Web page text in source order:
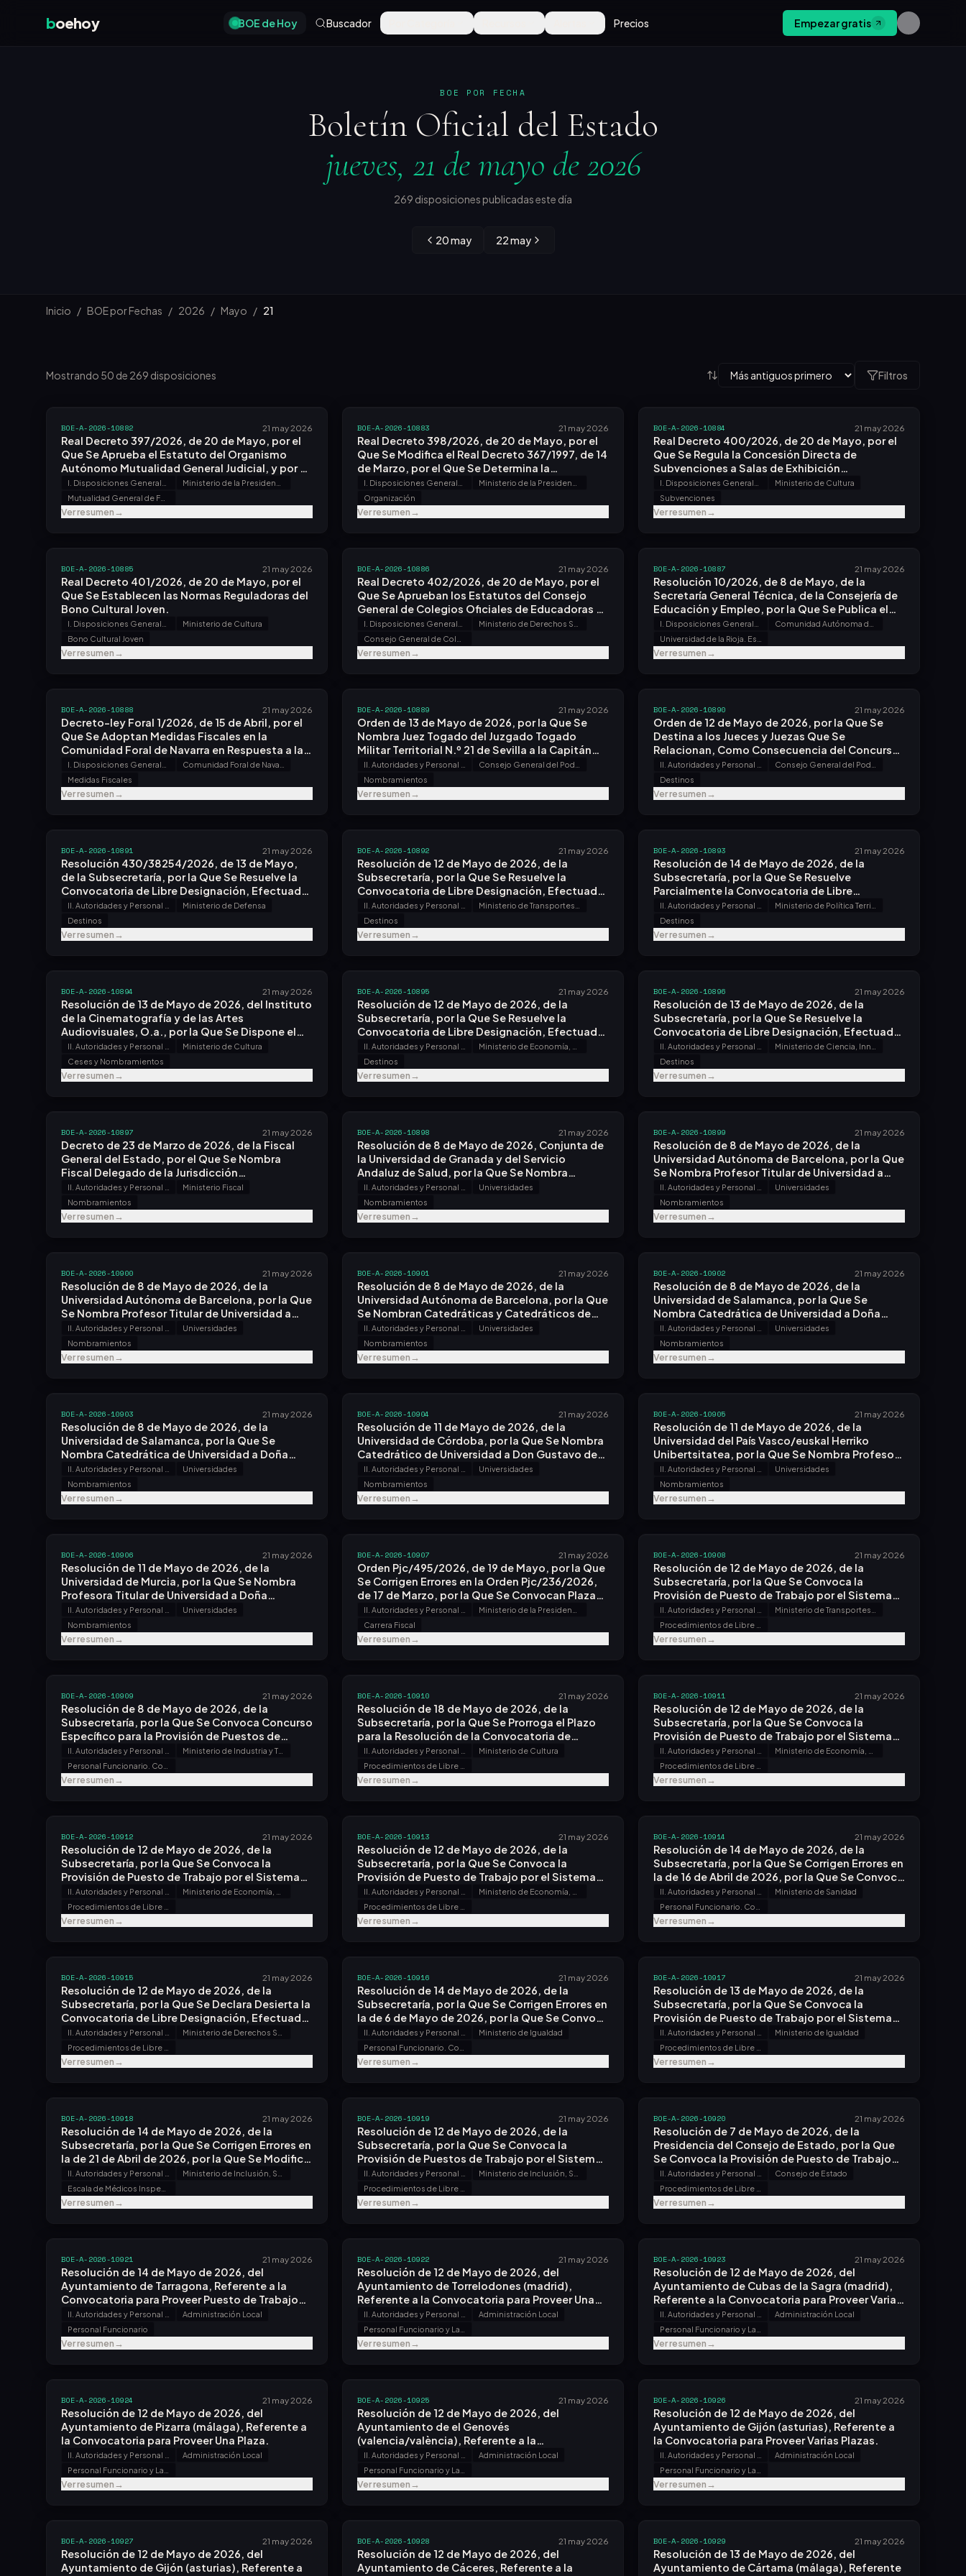
boehoy BOE de Hoy Buscador Precios Empezar gratis
BOE POR FECHA
Boletín Oficial del Estado
jueves, 21 de mayo de 2026
269 disposiciones publicadas este día
20 may 22 may
Inicio / BOE por Fechas / 2026 / Mayo / 21
Mostrando 50 de 269 disposiciones Filtros
BOE-A-2026-10882 21 may 2026
Real Decreto 397/2026, de 20 de Mayo, por el
Que Se Aprueba el Estatuto del Organismo
Autónomo Mutualidad General Judicial, y por el
Que Se Modifica el Reglamento del Mutualismo
Judicial, Aprobado por el Real Decreto
1026/2011, de 15 de Julio.
Ver resumen→
BOE-A-2026-10883 21 may 2026
Real Decreto 398/2026, de 20 de Mayo, por el
Que Se Modifica el Real Decreto 367/1997, de 14
de Marzo, por el Que Se Determina la
Organización Periférica de la Dirección General
de la Guardia Civil.
Organización
Ver resumen→
BOE-A-2026-10884 21 may 2026
Real Decreto 400/2026, de 20 de Mayo, por el
Que Se Regula la Concesión Directa de
Subvenciones a Salas de Exhibición
Cinematográfica para Fomentar el Acceso Al
Cine de las Personas de 65 o Más Años durante
el Periodo 2026-2027.
Ministerio de Cultura
Subvenciones
Ver resumen→
BOE-A-2026-10885 21 may 2026
Real Decreto 401/2026, de 20 de Mayo, por el
Que Se Establecen las Normas Reguladoras del
Bono Cultural Joven.
Ministerio de Cultura
Bono Cultural Joven
Ver resumen→
BOE-A-2026-10886 21 may 2026
Real Decreto 402/2026, de 20 de Mayo, por el
Que Se Aprueban los Estatutos del Consejo
General de Colegios Oficiales de Educadoras y
Educadores Sociales.
Ver resumen→
BOE-A-2026-10887 21 may 2026
Resolución 10/2026, de 8 de Mayo, de la
Secretaría General Técnica, de la Consejería de
Educación y Empleo, por la Que Se Publica el
Acuerdo del Consejo de Gobierno de 5 de Mayo
de 2026, por el Que Se Aprueban los Estatutos
de la Universidad de la Rioja.
Ver resumen→
BOE-A-2026-10888 21 may 2026
Decreto-ley Foral 1/2026, de 15 de Abril, por el
Que Se Adoptan Medidas Fiscales en la
Comunidad Foral de Navarra en Respuesta a las
Consecuencias Económicas de la Crisis en
Oriente Medio.
Medidas Fiscales
Ver resumen→
BOE-A-2026-10889 21 may 2026
Orden de 13 de Mayo de 2026, por la Que Se
Nombra Juez Togado del Juzgado Togado
Militar Territorial N.º 21 de Sevilla a la Capitán
Auditor Doña Cecilia Sánchez-trincado Mejías.
Nombramientos
Ver resumen→
BOE-A-2026-10890 21 may 2026
Orden de 12 de Mayo de 2026, por la Que Se
Destina a los Jueces y Juezas Que Se
Relacionan, Como Consecuencia del Concurso
Resuelto por Acuerdo de la Comisión
Permanente del Consejo General del Poder
Judicial.
Destinos
Ver resumen→
BOE-A-2026-10891 21 may 2026
Resolución 430/38254/2026, de 13 de Mayo,
de la Subsecretaría, por la Que Se Resuelve la
Convocatoria de Libre Designación, Efectuada
por Resolución 430/38151/2026, de 12 de
Marzo.
Ministerio de Defensa
Destinos
Ver resumen→
BOE-A-2026-10892 21 may 2026
Resolución de 12 de Mayo de 2026, de la
Subsecretaría, por la Que Se Resuelve la
Convocatoria de Libre Designación, Efectuada
por Resolución de 7 de Abril de 2026.
Destinos
Ver resumen→
BOE-A-2026-10893 21 may 2026
Resolución de 14 de Mayo de 2026, de la
Subsecretaría, por la Que Se Resuelve
Parcialmente la Convocatoria de Libre
Designación, Efectuada por Resolución de 25
de Febrero de 2026.
Destinos
Ver resumen→
BOE-A-2026-10894 21 may 2026
Resolución de 13 de Mayo de 2026, del Instituto
de la Cinematografía y de las Artes
Audiovisuales, O.a., por la Que Se Dispone el
Cese y Nombramiento de Vocales en la
Comisión de Calificación de Películas
Cinematográficas.
Ministerio de Cultura
Ceses y Nombramientos
Ver resumen→
BOE-A-2026-10895 21 may 2026
Resolución de 12 de Mayo de 2026, de la
Subsecretaría, por la Que Se Resuelve la
Convocatoria de Libre Designación, Efectuada
por Resolución de 25 de Marzo de 2026.
Destinos
Ver resumen→
BOE-A-2026-10896 21 may 2026
Resolución de 13 de Mayo de 2026, de la
Subsecretaría, por la Que Se Resuelve la
Convocatoria de Libre Designación, Efectuada
por Resolución de 10 de Marzo de 2026.
Destinos
Ver resumen→
BOE-A-2026-10897 21 may 2026
Decreto de 23 de Marzo de 2026, de la Fiscal
General del Estado, por el Que Se Nombra
Fiscal Delegado de la Jurisdicción
Contencioso-administrativa de la Fiscalía
Provincial de León a Don Horacio Martín Álvarez.
Ministerio Fiscal
Nombramientos
Ver resumen→
BOE-A-2026-10898 21 may 2026
Resolución de 8 de Mayo de 2026, Conjunta de
la Universidad de Granada y del Servicio
Andaluz de Salud, por la Que Se Nombra
Catedrático de Universidad, con Plaza
Vinculada, a Don Antonio Molina Carballo.
Universidades
Nombramientos
Ver resumen→
BOE-A-2026-10899 21 may 2026
Resolución de 8 de Mayo de 2026, de la
Universidad Autónoma de Barcelona, por la Que
Se Nombra Profesor Titular de Universidad a
Don Matthias Ulrich Raab.Universidades
Nombramientos
Ver resumen→
BOE-A-2026-10900 21 may 2026
Resolución de 8 de Mayo de 2026, de la
Universidad Autónoma de Barcelona, por la Que
Se Nombra Profesor Titular de Universidad a
Don Oriol Luján Feliu.
Universidades
Nombramientos
Ver resumen→
BOE-A-2026-10901 21 may 2026
Resolución de 8 de Mayo de 2026, de la
Universidad Autónoma de Barcelona, por la Que
Se Nombran Catedráticas y Catedráticos de
Universidad.
Universidades
Nombramientos
Ver resumen→
BOE-A-2026-10902 21 may 2026
Resolución de 8 de Mayo de 2026, de la
Universidad de Salamanca, por la Que Se
Nombra Catedrática de Universidad a Doña
María de la Paz Sacristán Martín.
Universidades
Nombramientos
Ver resumen→
BOE-A-2026-10903 21 may 2026
Resolución de 8 de Mayo de 2026, de la
Universidad de Salamanca, por la Que Se
Nombra Catedrática de Universidad a Doña
Nieves Vizcaíno Santiso.Universidades
Nombramientos
Ver resumen→
BOE-A-2026-10904 21 may 2026
Resolución de 11 de Mayo de 2026, de la
Universidad de Córdoba, por la Que Se Nombra
Catedrático de Universidad a Don Gustavo de
Miguel Rojas.
Universidades
Nombramientos
Ver resumen→
BOE-A-2026-10905 21 may 2026
Resolución de 11 de Mayo de 2026, de la
Universidad del País Vasco/euskal Herriko
Unibertsitatea, por la Que Se Nombra Profesor
Titular de Universidad a Don Martin
Arriolabengoa Zubizarreta.
Universidades
Nombramientos
Ver resumen→
BOE-A-2026-10906 21 may 2026
Resolución de 11 de Mayo de 2026, de la
Universidad de Murcia, por la Que Se Nombra
Profesora Titular de Universidad a Doña
Evdochia Adoamnei Adoamnei.
Universidades
Nombramientos
Ver resumen→
BOE-A-2026-10907 21 may 2026
Orden Pjc/495/2026, de 19 de Mayo, por la Que
Se Corrigen Errores en la Orden Pjc/236/2026,
de 17 de Marzo, por la Que Se Convocan Plazas
de Abogadas y Abogados Fiscales Sustitutos
Correspondientes Al Año Judicial 2026-2027.
Carrera Fiscal
Ver resumen→
BOE-A-2026-10908 21 may 2026
Resolución de 12 de Mayo de 2026, de la
Subsecretaría, por la Que Se Convoca la
Provisión de Puesto de Trabajo por el Sistema
de Libre Designación.
Ver resumen→
BOE-A-2026-10909 21 may 2026
Resolución de 8 de Mayo de 2026, de la
Subsecretaría, por la Que Se Convoca Concurso
Específico para la Provisión de Puestos de
Trabajo en el Instituto de Turismo de España.
Ver resumen→
BOE-A-2026-10910 21 may 2026
Resolución de 18 de Mayo de 2026, de la
Subsecretaría, por la Que Se Prorroga el Plazo
para la Resolución de la Convocatoria de
Provisión de Puestos de Trabajo por el Sistema
de Libre Designación en el Organismo
Autónomo Gerencia de Infraestructuras y
Equipamientos de Cultura, Efectuada por
Ministerio de Cultura
Ver resumen→
BOE-A-2026-10911 21 may 2026
Resolución de 12 de Mayo de 2026, de la
Subsecretaría, por la Que Se Convoca la
Provisión de Puesto de Trabajo por el Sistema
de Libre Designación.
Ver resumen→
BOE-A-2026-10912 21 may 2026
Resolución de 12 de Mayo de 2026, de la
Subsecretaría, por la Que Se Convoca la
Provisión de Puesto de Trabajo por el Sistema
de Libre Designación.
Ver resumen→
BOE-A-2026-10913 21 may 2026
Resolución de 12 de Mayo de 2026, de la
Subsecretaría, por la Que Se Convoca la
Provisión de Puesto de Trabajo por el Sistema
de Libre Designación.
Ver resumen→
BOE-A-2026-10914 21 may 2026
Resolución de 14 de Mayo de 2026, de la
Subsecretaría, por la Que Se Corrigen Errores en
la de 16 de Abril de 2026, por la Que Se Convoca
Concurso Específico para la Provisión de
Puestos de Trabajo en la Agencia Española de
Medicamentos y Productos Sanitarios.
Ministerio de Sanidad
Ver resumen→
BOE-A-2026-10915 21 may 2026
Resolución de 12 de Mayo de 2026, de la
Subsecretaría, por la Que Se Declara Desierta la
Convocatoria de Libre Designación, Efectuada
por Resolución de 20 de Febrero de 2026.
Ver resumen→
BOE-A-2026-10916 21 may 2026
Resolución de 14 de Mayo de 2026, de la
Subsecretaría, por la Que Se Corrigen Errores en
la de 6 de Mayo de 2026, por la Que Se Convoca
Concurso Específico para la Provisión de
Puestos de Trabajo.
Ministerio de Igualdad
Ver resumen→
BOE-A-2026-10917 21 may 2026
Resolución de 13 de Mayo de 2026, de la
Subsecretaría, por la Que Se Convoca la
Provisión de Puesto de Trabajo por el Sistema
de Libre Designación.
Ministerio de Igualdad
Ver resumen→
BOE-A-2026-10918 21 may 2026
Resolución de 14 de Mayo de 2026, de la
Subsecretaría, por la Que Se Corrigen Errores en
la de 21 de Abril de 2026, por la Que Se Modifica
la Composición del Tribunal Calificador del
Proceso Selectivo para Ingreso, por el Sistema
General de Acceso Libre, en la Escala de
Médicos Inspectores del Cuerpo de Inspección
Noviembre de 2025.
Ver resumen→
BOE-A-2026-10919 21 may 2026
Resolución de 12 de Mayo de 2026, de la
Subsecretaría, por la Que Se Convoca la
Provisión de Puestos de Trabajo por el Sistema
de Libre Designación.
Ver resumen→
BOE-A-2026-10920 21 may 2026
Resolución de 7 de Mayo de 2026, de la
Presidencia del Consejo de Estado, por la Que
Se Convoca la Provisión de Puesto de Trabajo
por el Sistema de Libre Designación.
Consejo de Estado
Ver resumen→
BOE-A-2026-10921 21 may 2026
Resolución de 14 de Mayo de 2026, del
Ayuntamiento de Tarragona, Referente a la
Convocatoria para Proveer Puesto de Trabajo
por el Sistema de Concurso.Administración Local
Personal Funcionario
Ver resumen→
BOE-A-2026-10922 21 may 2026
Resolución de 12 de Mayo de 2026, del
Ayuntamiento de Torrelodones (madrid),
Referente a la Convocatoria para Proveer Una
Plaza.
Administración Local
Ver resumen→
BOE-A-2026-10923 21 may 2026
Resolución de 12 de Mayo de 2026, del
Ayuntamiento de Cubas de la Sagra (madrid),
Referente a la Convocatoria para Proveer Varias
Plazas.
Administración Local
Ver resumen→
BOE-A-2026-10924 21 may 2026
Resolución de 12 de Mayo de 2026, del
Ayuntamiento de Pizarra (málaga), Referente a
la Convocatoria para Proveer Una Plaza.
Administración Local
Ver resumen→
BOE-A-2026-10925 21 may 2026
Resolución de 12 de Mayo de 2026, del
Ayuntamiento de el Genovés
(valencia/valència), Referente a la
Convocatoria para Proveer Una Plaza.
Administración Local
Ver resumen→
BOE-A-2026-10926 21 may 2026
Resolución de 12 de Mayo de 2026, del
Ayuntamiento de Gijón (asturias), Referente a
la Convocatoria para Proveer Varias Plazas.
Administración Local
Ver resumen→
BOE-A-2026-10927 21 may 2026
Resolución de 12 de Mayo de 2026, del
Ayuntamiento de Gijón (asturias), Referente a
BOE-A-2026-10928 21 may 2026
Resolución de 12 de Mayo de 2026, del
Ayuntamiento de Cáceres, Referente a la
BOE-A-2026-10929 21 may 2026
Resolución de 13 de Mayo de 2026, del
Ayuntamiento de Cártama (málaga), Referente